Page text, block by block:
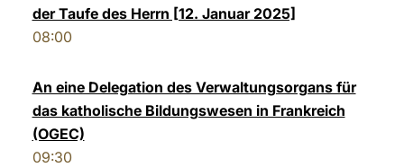
der Taufe des Herrn [12. Januar 2025]
08:00
An eine Delegation des Verwaltungsorgans für
das katholische Bildungswesen in Frankreich
(OGEC)
09:30